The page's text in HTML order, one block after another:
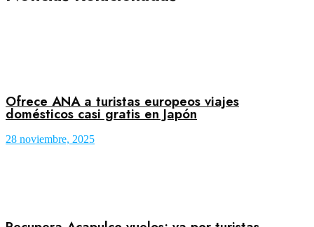
Ofrece ANA a turistas europeos viajes
domésticos casi gratis en Japón
28 noviembre, 2025